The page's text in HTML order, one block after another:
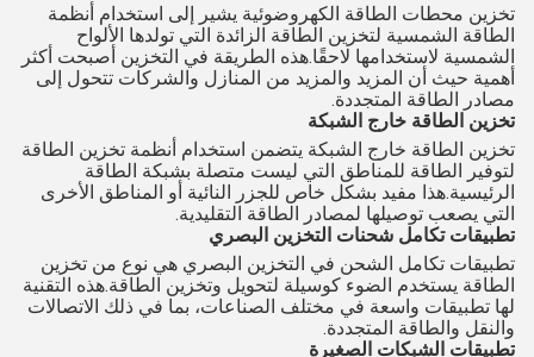
تخزين محطات الطاقة الكهروضوئية يشير إلى استخدام أنظمة
الطاقة الشمسية لتخزين الطاقة الزائدة التي تولدها الألواح
الشمسية لاستخدامها لاحقًا.هذه الطريقة في التخزين أصبحت أكثر
أهمية حيث أن المزيد والمزيد من المنازل والشركات تتحول إلى
مصادر الطاقة المتجددة.
تخزين الطاقة خارج الشبكة
تخزين الطاقة خارج الشبكة يتضمن استخدام أنظمة تخزين الطاقة
لتوفير الطاقة للمناطق التي ليست متصلة بشبكة الطاقة
الرئيسية.هذا مفيد بشكل خاص للجزر النائية أو المناطق الأخرى
التي يصعب توصيلها لمصادر الطاقة التقليدية.
تطبيقات تكامل شحنات التخزين البصري
تطبيقات تكامل الشحن في التخزين البصري هي نوع من تخزين
الطاقة يستخدم الضوء كوسيلة لتحويل وتخزين الطاقة.هذه التقنية
لها تطبيقات واسعة في مختلف الصناعات، بما في ذلك الاتصالات
والنقل والطاقة المتجددة.
تطبيقات الشبكات الصغيرة